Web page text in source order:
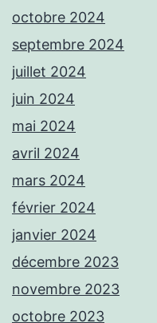
octobre 2024
septembre 2024
juillet 2024
juin 2024
mai 2024
avril 2024
mars 2024
février 2024
janvier 2024
décembre 2023
novembre 2023
octobre 2023